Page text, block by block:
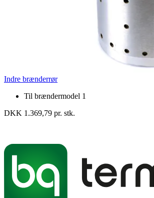
Indre brænderrør
Til brændermodel 1
DKK 1.369,79 pr. stk.